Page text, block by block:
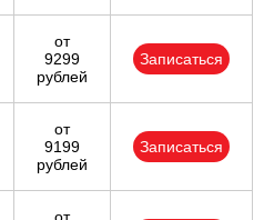
от
9299
рублей
Записаться
от
9199
рублей
Записаться